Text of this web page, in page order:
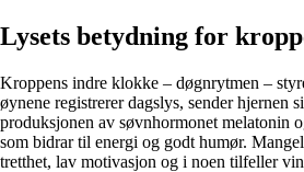
Lysets betydning for
Kroppens indre klokke – døgnrytmen –
øynene registrerer dagslys, sender hjernen
produksjonen av søvnhormonet melatonin
som bidrar til energi og godt humør.
tretthet, lav motivasjon og i noen tilfeller